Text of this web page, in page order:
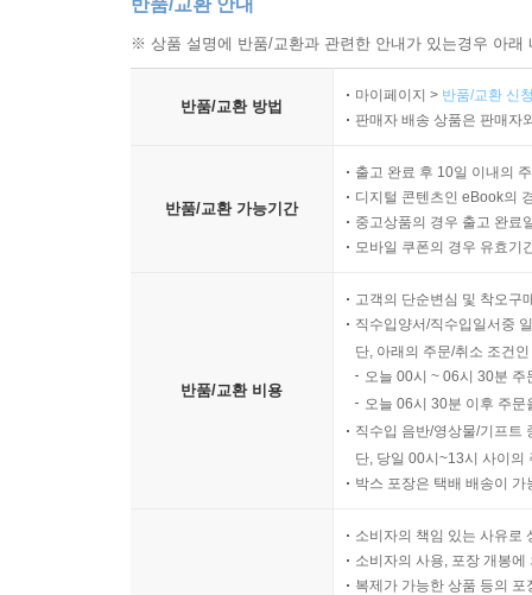
반품/교환 안내
※ 상품 설명에 반품/교환과 관련한 안내가 있는경우 아
반품/교환 방법
마이페이지 > 반품/교환 신
판매자 배송 상품은 판매자
반품/교환 가능기간
출고 완료 후 10일 이내의
디지털 콘텐츠인 eBook의
중고상품의 경우 출고 완료
모바일 쿠폰의 경우 유효기
반품/교환 비용
고객의 단순변심 및 착오구
직수입양서/직수입일서중
단, 아래의 주문/취소 조건
오늘 00시 ~ 06시 30분
오늘 06시 30분 이후 주
직수입 음반/영상물/기프트
단, 당일 00시~13시 사이의
박스 포장은 택배 배송이
소비자의 책임 있는 사유로
소비자의 사용, 포장 개봉
복제가 가능한 상품 등의